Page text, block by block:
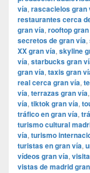
vía, rascacielos gran
restaurantes cerca
gran vía, rooftop
secretos de gran vía,
XX gran vía, skyline
vía, starbucks gran
gran vía, taxis gran
real cerca gran vía,
vía, terrazas gran vía,
vía, tiktok gran vía,
tráfico en gran vía,
turismo cultural
vía, turismo
turistas en gran vía,
vídeos gran vía,
vistas de madrid